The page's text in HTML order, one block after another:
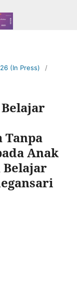
(In Press)
/
Tanpa
Anak
Belajar